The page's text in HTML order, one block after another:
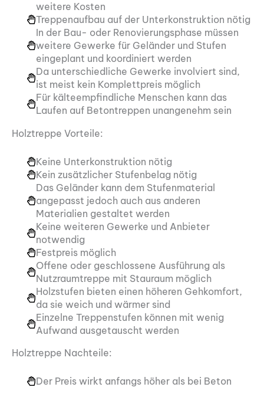
weitere Kosten
Treppenaufbau auf der Unterkonstruktion nötig
In der Bau- oder Renovierungsphase müssen
weitere Gewerke für Geländer und Stufen
eingeplant und koordiniert werden
Da unterschiedliche Gewerke involviert sind,
ist meist kein Komplettpreis möglich
Für kälteempfindliche Menschen kann das
Laufen auf Betontreppen unangenehm sein
Holztreppe Vorteile:
Keine Unterkonstruktion nötig
Kein zusätzlicher Stufenbelag nötig
Das Geländer kann dem Stufenmaterial
angepasst jedoch auch aus anderen
Materialien gestaltet werden
Keine weiteren Gewerke und Anbieter
notwendig
Festpreis möglich
Offene oder geschlossene Ausführung als
Nutzraumtreppe mit Stauraum möglich
Holzstufen bieten einen höheren Gehkomfort,
da sie weich und wärmer sind
Einzelne Treppenstufen können mit wenig
Aufwand ausgetauscht werden
Holztreppe Nachteile:
Der Preis wirkt anfangs höher als bei Beton